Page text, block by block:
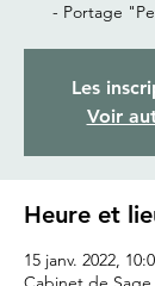
- Portage
Les
Voir
Heure et
15 janv. 2022,